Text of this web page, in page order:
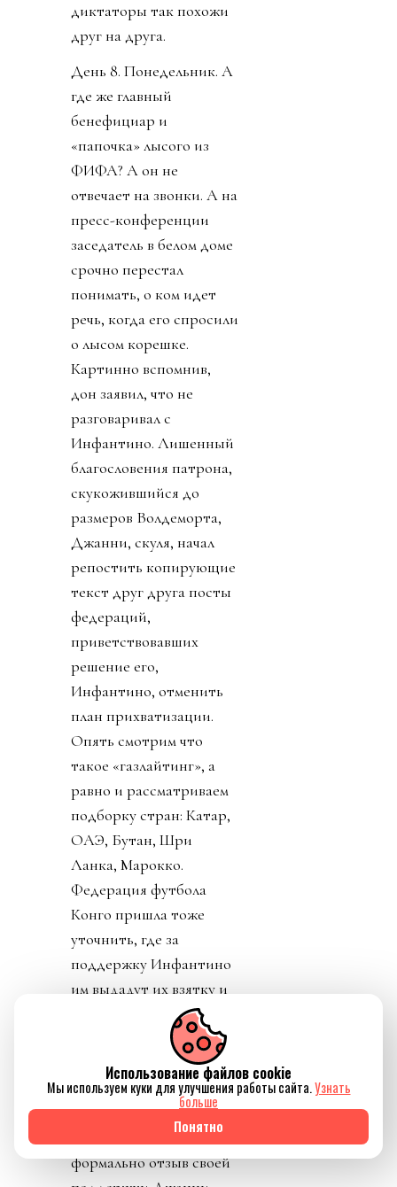
диктаторы так похожи
друг на друга.
День 8. Понедельник. А
где же главный
бенефициар и
«папочка» лысого из
ФИФА? А он не
отвечает на звонки. А на
пресс-конференции
заседатель в белом доме
срочно перестал
понимать, о ком идет
речь, когда его спросили
о лысом корешке.
Картинно вспомнив,
дон заявил, что не
разговаривал с
Инфантино. Лишенный
благословения патрона,
скукожившийся до
размеров Волдеморта,
Джанни, скуля, начал
репостить копирующие
текст друг друга посты
федераций,
приветствовавших
решение его,
Инфантино, отменить
план прихватизации.
Опять смотрим что
такое «газлайтинг», а
равно и рассматриваем
подборку стран: Катар,
ОАЭ, Бутан, Шри
Ланка, Марокко.
Федерация футбола
Конго пришла тоже
уточнить, где за
поддержку Инфантино
им выдадут их взятку и
поблагодарить лично
товарища Инфантино за
развитие конголезского
футбола. Английская и
Валлийская ассоциации
футбола закрепили
формально отзыв своей
Использование файлов cookie
Мы используем куки для улучшения работы сайта.Узнать
больше
Понятно